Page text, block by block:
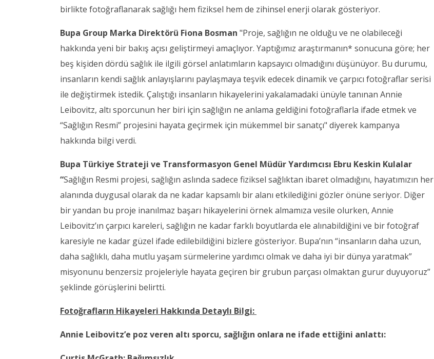
birlikte fotoğraflanarak sağlığı hem fiziksel hem de zihinsel enerji olarak gösteriyor.
Bupa Group Marka Direktörü Fiona Bosman "Proje, sağlığın ne olduğu ve ne olabileceği
hakkında yeni bir bakış açısı geliştirmeyi amaçlıyor. Yaptığımız araştırmanın* sonucuna göre; her
beş kişiden dördü sağlık ile ilgili görsel anlatımların kapsayıcı olmadığını düşünüyor. Bu durumu,
insanların kendi sağlık anlayışlarını paylaşmaya teşvik edecek dinamik ve çarpıcı fotoğraflar serisi
ile değiştirmek istedik. Çalıştığı insanların hikayelerini yakalamadaki ünüyle tanınan Annie
Leibovitz, altı sporcunun her biri için sağlığın ne anlama geldiğini fotoğraflarla ifade etmek ve
“Sağlığın Resmi” projesini hayata geçirmek için mükemmel bir sanatçı" diyerek kampanya
hakkında bilgi verdi.
Bupa Türkiye Strateji ve Transformasyon Genel Müdür Yardımcısı Ebru Keskin Kulalar
“Sağlığın Resmi projesi, sağlığın aslında sadece fiziksel sağlıktan ibaret olmadığını, hayatımızın her
alanında duygusal olarak da ne kadar kapsamlı bir alanı etkilediğini gözler önüne seriyor. Diğer
bir yandan bu proje inanılmaz başarı hikayelerini örnek almamıza vesile olurken, Annie
Leibovitz’ın çarpıcı kareleri, sağlığın ne kadar farklı boyutlarda ele alınabildiğini ve bir fotoğraf
karesiyle ne kadar güzel ifade edilebildiğini bizlere gösteriyor. Bupa’nın “insanların daha uzun,
daha sağlıklı, daha mutlu yaşam sürmelerine yardımcı olmak ve daha iyi bir dünya yaratmak”
misyonunu benzersiz projeleriyle hayata geçiren bir grubun parçası olmaktan gurur duyuyoruz”
şeklinde görüşlerini belirtti.
Fotoğrafların Hikayeleri Hakkında Detaylı Bilgi:
Annie Leibovitz’e poz veren altı sporcu, sağlığın onlara ne ifade ettiğini anlattı: